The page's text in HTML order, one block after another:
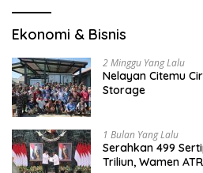
Ekonomi & Bisnis
2 Minggu Yang Lalu
Nelayan Citemu
Storage
1 Bulan Yang Lalu
Serahkan 499
Triliun, Wamen